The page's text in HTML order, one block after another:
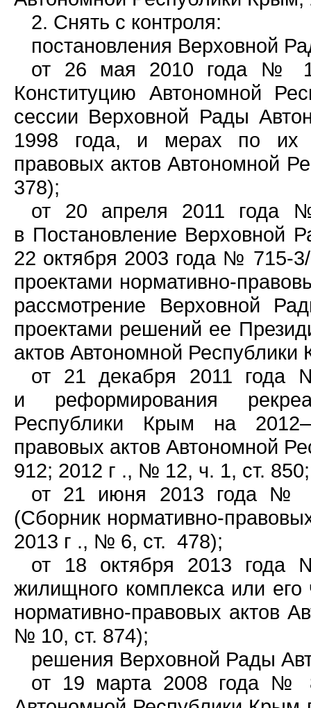
2. Снять с контроля:
постановления Верховной
от 26 мая 2010 года №
Конституцию Автономной
сессии Верховной Рады
1998 года, и мерах по их
правовых актов Автономной
378);
от 20 апреля 2011 года
в Постановление Верховной
22 октября 2003 года № 715-
проектами нормативно-
рассмотрение Верховной
проектами решений ее
актов Автономной
от 21 декабря 2011 года
и реформирования
Республики Крым на
правовых актов Автономной
912; 2012 г ., № 12, ч. 1, ст.
от 21 июня 2013 года №
(Сборник нормативно-
2013 г ., № 6, ст. 478);
от 18 октября 2013 года
жилищного комплекса или
нормативно-правовых актов
№ 10, ст. 874);
решения Верховной Рады
от 19 марта 2008 года №